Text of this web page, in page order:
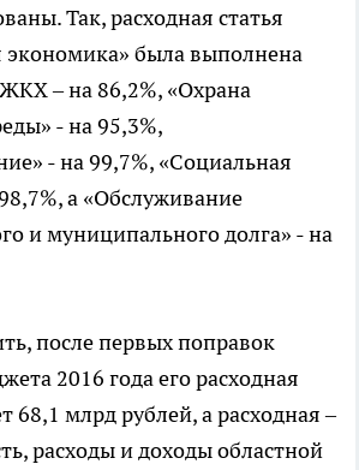
Так, расходная статья
экономика» была выполнена
– на 86,2%, «Охрана
- на 95,3%,
- на 99,7%, «Социальная
а «Обслуживание
и муниципального долга» - на
после первых поправок
2016 года его расходная
68,1 млрд рублей, а расходная –
расходы и доходы областной